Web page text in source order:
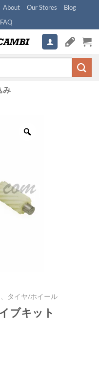
About Our Stores
Blog
FAQ
み
タイヤ/ホイール
ブキット